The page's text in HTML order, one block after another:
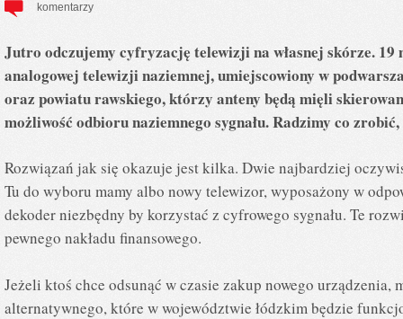
komentarzy
Jutro odczujemy cyfryzację telewizji na własnej skórze. 19
analogowej telewizji naziemnej, umiejscowiony w
oraz powiatu rawskiego, którzy anteny będą mięli
możliwość odbioru naziemnego sygnału. Radzimy co
Rozwiązań jak się okazuje jest kilka. Dwie najbardziej
Tu do wyboru mamy albo nowy telewizor, wyposażony w
dekoder niezbędny by korzystać z cyfrowego sygnału. Te
pewnego nakładu finansowego.
Jeżeli ktoś chce odsunąć w czasie zakup nowego urządzenia,
alternatywnego, które w województwie łódzkim będzie